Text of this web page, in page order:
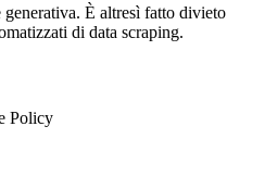
È altresì fatto divieto
di data scraping.
Policy